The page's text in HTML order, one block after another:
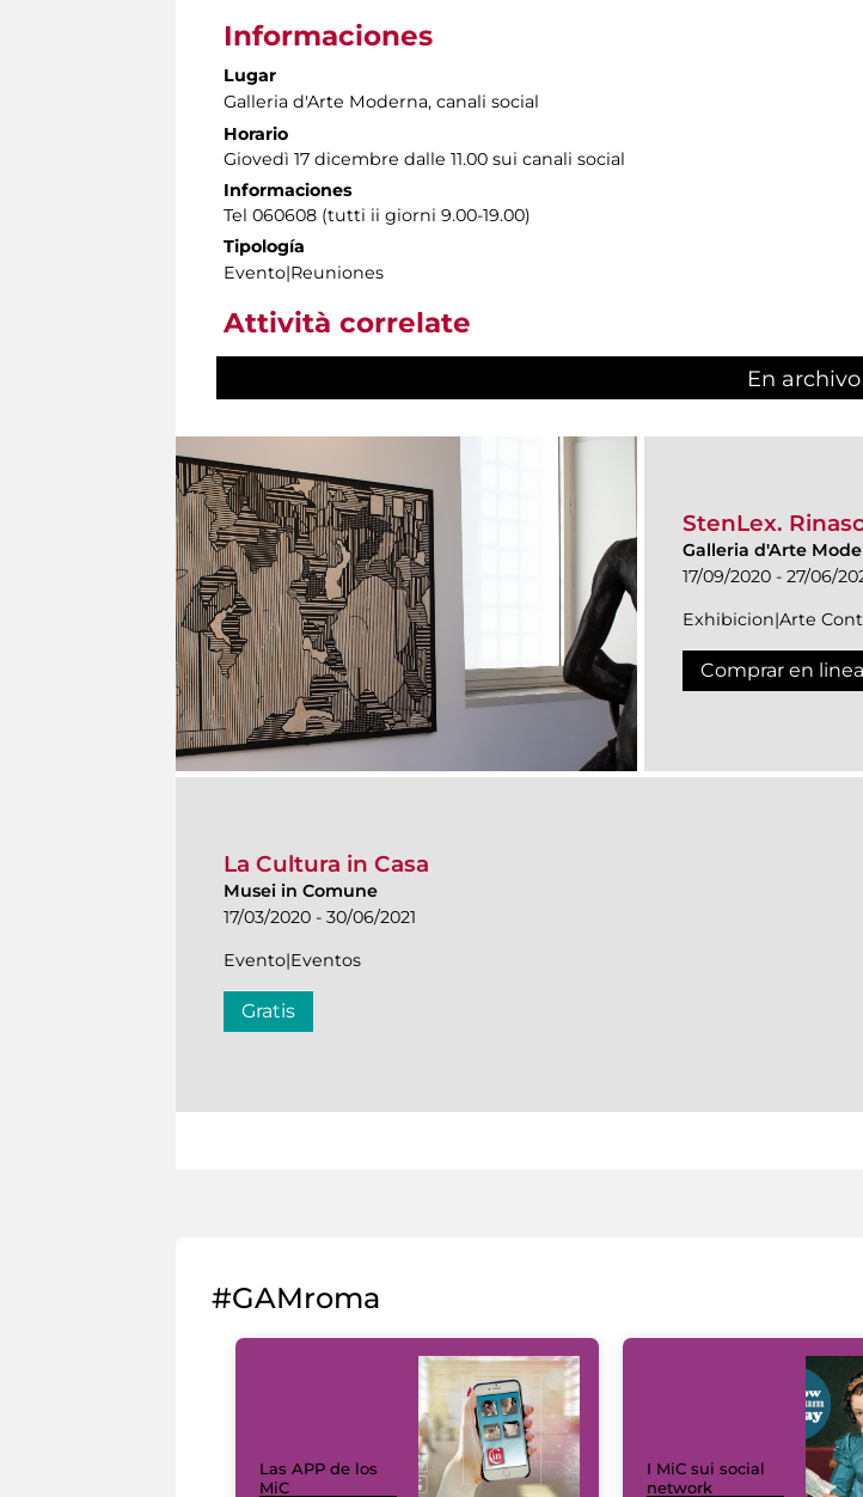
Informaciones
Lugar
Galleria d'Arte Moderna, canali social
Horario
Giovedì 17 dicembre dalle 11.00 sui canali social
Informaciones
Tel 060608 (tutti ii giorni 9.00-19.00)
Tipología
Evento|Reuniones
Attività correlate
En archivo
StenLex.
Galleria d'Arte
17/09/2020 - 27/06/
Exhibicion|Arte
Comprar en linea
La Cultura in Casa
Musei in Comune
17/03/2020 - 30/06/2021
Evento|Eventos
Gratis
#GAMroma
Las APP de los
MiC
I MiC sui social
network